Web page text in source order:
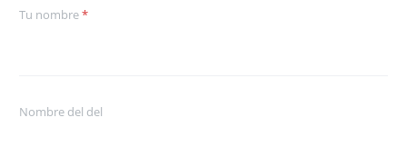
Tu nombre*
Nombre del del